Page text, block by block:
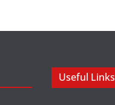
Useful Links